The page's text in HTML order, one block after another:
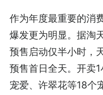
作为年度最重要的消
爆发更为明显。据淘
预售启动仅半小时，
预售首日全天。开卖
宠爱、许翠花等18个